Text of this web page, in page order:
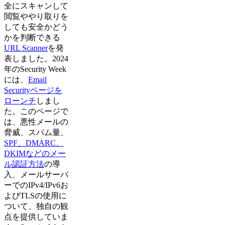
全にスキャンして
閲覧ややり取りを
しても安全かどう
かを判断できる
URL Scannerを発
表しました。2024
年のSecurity Week
には、 Email
Securityページを
ローンチ しまし
た。このページで
は、悪性メールの
脅威、スパム量、
SPF、DMARC、
DKIMなどのメー
ル認証方法の導
入、メールサーバ
ーでのIPv4/IPv6お
よびTLSの使用に
ついて、独自の観
点を提供していま